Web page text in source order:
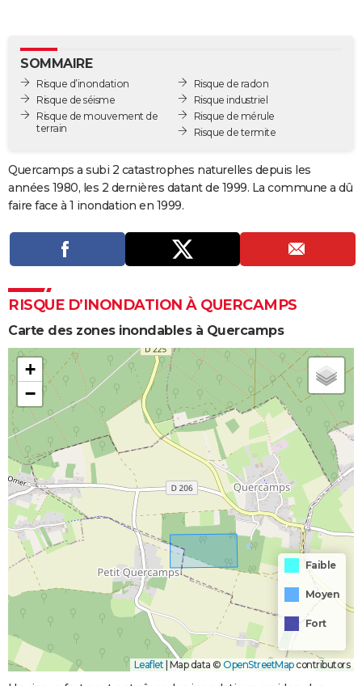
GUIDES D'ACHAT
BONS PLANS
CARTE DE VOEUX
Dictionnaire
Biographies
Citations
Expressions
Proverbes
PROGRAMME TV
Se connecter
Entreprises
Service militaire
Avis de recherche
AVIS DE DÉCÈS
Bricolage
Lifestyle
Culture
Sport
Auto
Television
Voyage
Cinema
SOMMAIRE
Risque d’inondation
Risque de séisme
Risque de mouvement de
terrain
Risque de radon
Risque industriel
Risque de mérule
Risque de termite
Quercamps a subi 2 catastrophes naturelles depuis les
années 1980, les 2 dernières datant de 1999. La commune a dû
faire face à 1 inondation en 1999.
RISQUE D’INONDATION À QUERCAMPS
Carte des zones inondables à Quercamps
+
−
Faible
Moyen
Fort
Leaflet | Map data © OpenStreetMapcontributors